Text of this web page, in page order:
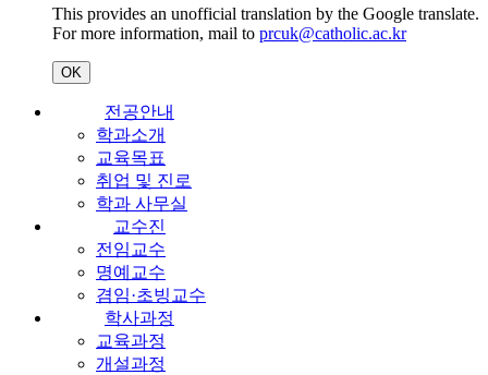
This provides an unofficial translation by the Google translate.
For more information, mail to prcuk@catholic.ac.kr
OK
전공안내
학과소개
교육목표
취업 및 진로
학과 사무실
교수진
전임교수
명예교수
겸임·초빙교수
학사과정
교육과정
개설과정